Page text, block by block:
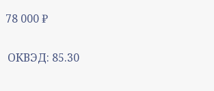
78 000₽
ОКВЭД: 85.30